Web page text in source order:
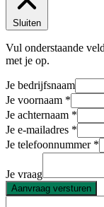
Sluiten
Vul onderstaande
met je op.
Je bedrijfsnaam
Je voornaam
Je achternaam
Je e-mailadres
Je telefoonnummer
Je vraag
Aanvraag versturen